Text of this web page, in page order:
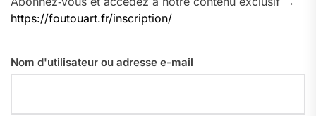
https://foutouart.fr/inscription/
Nom d'utilisateur ou adresse e-mail